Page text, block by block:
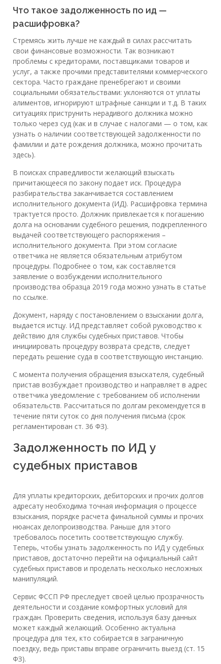
Что такое задолженность по ид —
расшифровка?
Стремясь жить лучше не каждый в силах рассчитать
свои финансовые возможности. Так возникают
проблемы с кредиторами, поставщиками товаров и
услуг, а также прочими представителями коммерческого
сектора. Часто граждане пренебрегают и своими
социальными обязательствами: уклоняются от уплаты
алиментов, игнорируют штрафные санкции и т.д. В таких
ситуациях приструнить нерадивого должника можно
только через суд (как и в случае с налогами — о том, как
узнать о наличии соответствующей задолженности по
фамилии и дате рождения должника, можно прочитать
здесь).
В поисках справедливости желающий взыскать
причитающееся по закону подает иск. Процедура
разбирательства заканчивается составлением
исполнительного документа (ИД). Расшифровка термина
трактуется просто. Должник привлекается к погашению
долга на основании судебного решения, подкрепленного
выдачей соответствующего распоряжения –
исполнительного документа. При этом согласие
ответчика не является обязательным атрибутом
процедуры. Подробнее о том, как составляется
заявление о возбуждении исполнительного
производства образца 2019 года можно узнать в статье
по ссылке.
Документ, наряду с постановлением о взыскании долга,
выдается истцу. ИД представляет собой руководство к
действию для службы судебных приставов. Чтобы
инициировать процедуру возврата средств, следует
передать решение суда в соответствующую инстанцию.
С момента получения обращения взыскателя, судебный
пристав возбуждает производство и направляет в адрес
ответчика уведомление с требованием об исполнении
обязательств. Рассчитаться по долгам рекомендуется в
течение пяти суток со дня получения письма (срок
регламентирован ст. 36 ФЗ).
Задолженность по ИД у
судебных приставов
Для уплаты кредиторских, дебиторских и прочих долгов
адресату необходима точная информация о процессе
взыскания, порядке расчета финальной суммы и прочих
нюансах делопроизводства. Раньше для этого
требовалось посетить соответствующую службу.
Теперь, чтобы узнать задолженность по ИД у судебных
приставов, достаточно перейти на официальный сайт
судебных приставов и проделать несколько несложных
манипуляций.
Сервис ФССП РФ преследует своей целью прозрачность
деятельности и создание комфортных условий для
граждан. Проверить сведения, используя базу данных
может каждый желающий. Особенно актуальна
процедура для тех, кто собирается в заграничную
поездку, ведь приставы вправе ограничить выезд (ст. 15
ФЗ).